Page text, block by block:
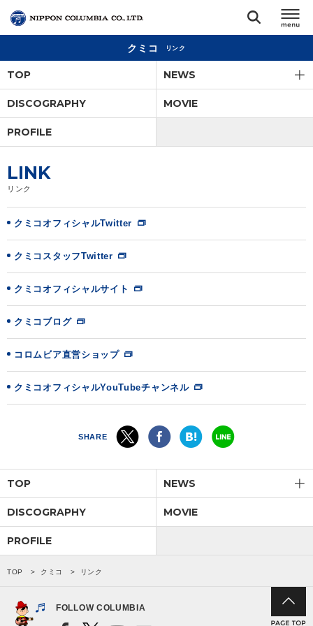
閉じる
アーティスト
ジャンル
ランキング
オーディション
サイトマップ
閉じる
クミコ リンク
TOP NEWS
DISCOGRAPHY MOVIE
PROFILE
LINK
リンク
クミコオフィシャルTwitter
クミコスタッフTwitter
クミコオフィシャルサイト
クミコブログ
コロムビア直営ショップ
クミコオフィシャルYouTubeチャンネル
SHARE
TOP NEWS
DISCOGRAPHY MOVIE
PROFILE
TOP クミコ リンク
FOLLOW COLUMBIA